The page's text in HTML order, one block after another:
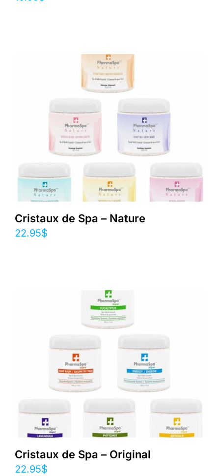
Cristaux de Spa – Nature
22.95$
Cristaux de Spa – Original
22.95$